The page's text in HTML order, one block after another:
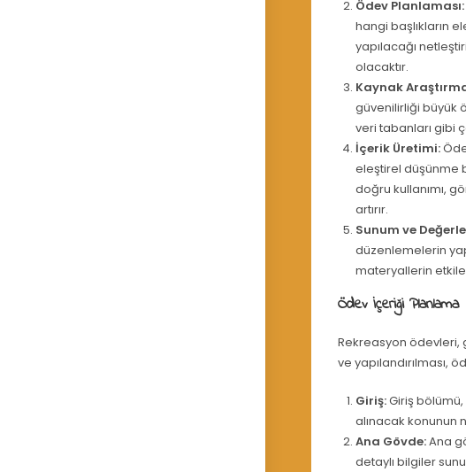
Ödev Planlaması:
hangi başlıkların
yapılacağı
olacaktır.
Kaynak
güvenilirliği büyük
veri tabanları gibi
İçerik Üretimi:
eleştirel düşünme
doğru kullanımı,
artırır.
Sunum ve
düzenlemelerin
materyallerin
Ödev İçeriği Planlama
Rekreasyon ödevleri,
ve yapılandırılması,
Giriş:Giriş bölümü,
alınacak konunun
Ana Gövde:Ana
detaylı bilgiler